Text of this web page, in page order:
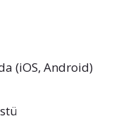
(iOS, Android)